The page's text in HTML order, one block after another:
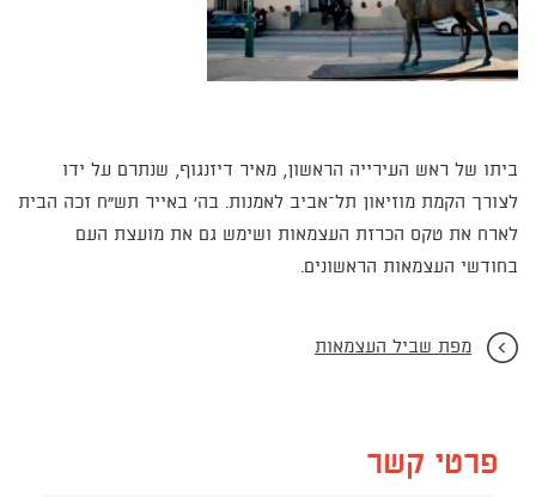
ביתו של ראש העירייה הראשון, מאיר דיזנגוף, שנתרם על ידו
לצורך הקמת מוזיאון תל–אביב לאמנות. בה' באייר תש"ח זכה הבית
לארח את טקס הכרזת העצמאות ושימש גם את מועצת העם
בחודשי העצמאות הראשונים.
מפת שביל העצמאות
פרטי קשר